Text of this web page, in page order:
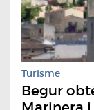
Turisme
Begur